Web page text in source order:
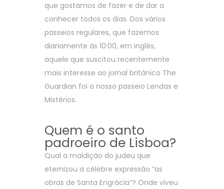
que gostamos de fazer e de dar a
conhecer todos os dias. Dos vários
passeios regulares, que fazemos
diariamente às 10:00, em inglês,
aquele que suscitou recentemente
mais interesse ao jornal britânico The
Guardian foi o nosso passeio Lendas e
Mistérios.
Quem é o santo
padroeiro de Lisboa?
Qual a maldição do judeu que
eternizou a célebre expressão “as
obras de Santa Engrácia”? Onde viveu